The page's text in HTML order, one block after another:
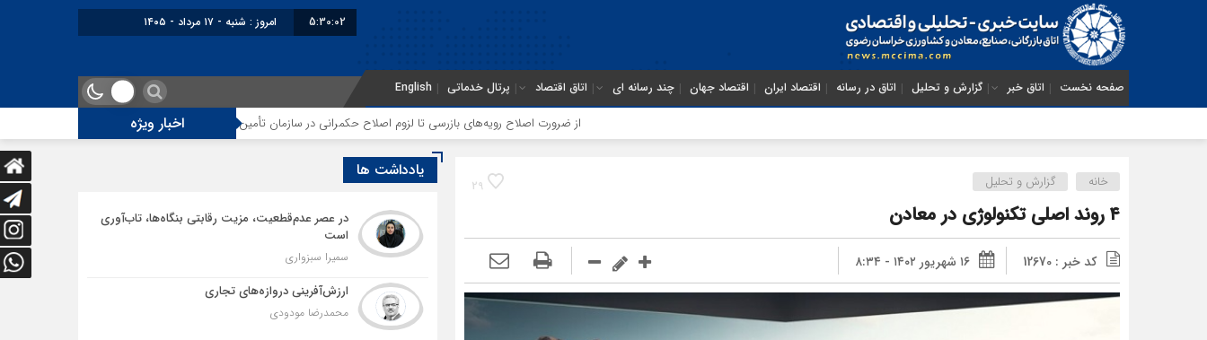
5:30:03 امروز : شنبه - ۱۷ مرداد - ۱۴۰۵
صفحه نخست اتاق خبر گزارش و تحلیل اتاق در رسانه اقتصاد ایران اقتصاد جهان چند رسانه ای اتاق اقتصاد پرتال خدماتی English
اخبار ویژه از ضرورت اصلاح رویه‌های بازرسی تا لزوم اصلاح حکمرانی در سازمان تأمین اجتماعی توقف‌های مرزی، هزینه‌های پنهان و ضعف
29 خانه گزارش و تحلیل
۴ روند اصلی تکنولوژی در معادن
کد خبر : 12670 ۱۶ شهریور ۱۴۰۲ - ۸:۳۴
یادداشت ها
در عصر عدم‌قطعیت، مزیت رقابتی بنگاه‌ها، تاب‌آوری
است
سمیرا سبزواری
ارزش‌آفرینی دروازه‌های تجاری
محمدرضا مودودی